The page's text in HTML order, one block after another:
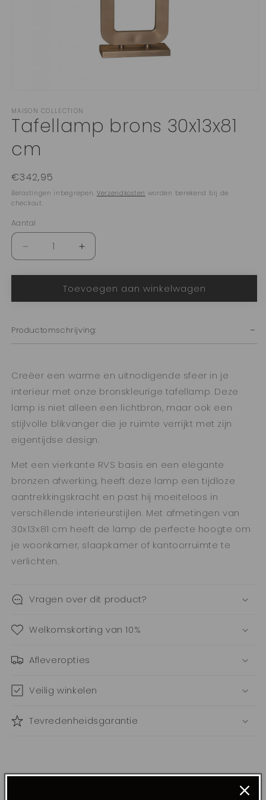
openen
in
modaal
MAISON COLLECTION
Tafellamp brons 30x13x81
cm
Normale
prijs
€342,95
Belastingen inbegrepen. Verzendkosten worden berekend bij de
checkout.
Aantal
Aantal
Aantal
verlagen
voor
Tafellamp
brons
cm
Aantal
verhogen
voor
Tafellamp
brons
cm
Toevoegen aan winkelwagen
Productomschrijving:
Creëer een warme en uitnodigende sfeer in je
interieur met onze bronskleurige tafellamp. Deze
lamp is niet alleen een lichtbron, maar ook een
stijlvolle blikvanger die je ruimte verrijkt met zijn
eigentijdse design.
Met een vierkante RVS basis en een elegante
bronzen afwerking, heeft deze lamp een tijdloze
aantrekkingskracht en past hij moeiteloos in
verschillende interieurstijlen. Met afmetingen van
30x13x81 cm heeft de lamp de perfecte hoogte om
je woonkamer, slaapkamer of kantoorruimte te
verlichten.
Vragen over dit product?
Welkomskorting van 10%
Afleveropties
Veilig winkelen
Tevredenheidsgarantie